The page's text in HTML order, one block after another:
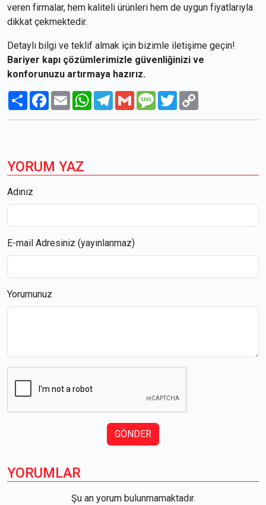
veren firmalar, hem kaliteli ürünleri hem de uygun fiyatlarıyla
dikkat çekmektedir.
Detaylı bilgi ve teklif almak için bizimle iletişime geçin!
Bariyer kapı çözümlerimizle güvenliğinizi ve
konforunuzu artırmaya hazırız.
PaylaşFacebook
Email WhatsAppTelegram
Gmail Message
Twitter
YORUM YAZ
Adınız
E-mail Adresiniz (yayınlanmaz)
Yorumunuz
GÖNDER
YORUMLAR
Şu an yorum bulunmamaktadır.